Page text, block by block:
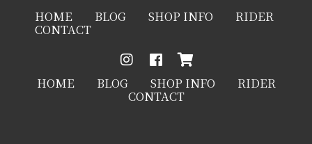
HOME BLOG SHOP INFO RIDER
CONTACT
HOME BLOG SHOP INFO RIDER
CONTACT